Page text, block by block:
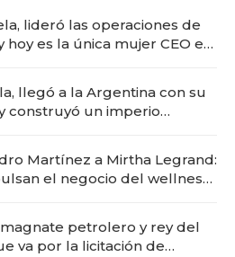
lideró las operaciones de
hoy es la única mujer CEO en
llegó a la Argentina con su
construyó un imperio
Martínez a Mirtha Legrand:
el negocio del wellness
petrolero y rey del
va por la licitación de